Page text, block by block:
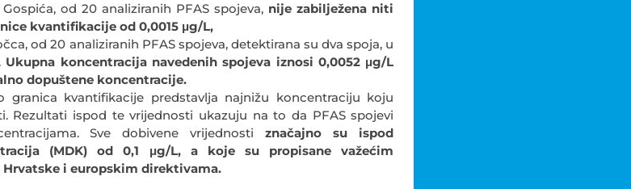
od 20 analiziranih PFAS spojeva, nije zabilježena niti
kvantifikacije od 0,0015 μg/L,
od 20 analiziranih PFAS spojeva, detektirana su dva spoja, u
Ukupna koncentracija navedenih spojeva iznosi 0,0052 μg/L
dopuštene koncentracije.
kvantifikacije predstavlja najnižu koncentraciju koju
Rezultati ispod te vrijednosti ukazuju na to da PFAS spojevi
Sve dobivene vrijednostiznačajno su ispod
(MDK) od 0,1 μg/L, a koje su propisane važećim
i europskim direktivama.